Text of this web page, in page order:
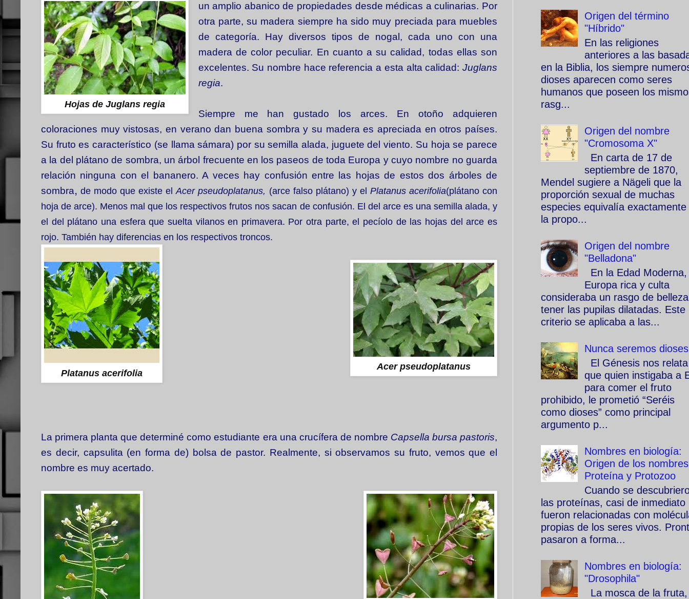
un amplio abanico de propiedades
Hojas de Juglans regia
desde médicas a culinarias. Por
otra parte, su madera siempre ha sido muy preciada para muebles
de categoría. Hay diversos tipos de nogal, cada uno con una
madera de color peculiar. En cuanto a su calidad, todas ellas son
excelentes. Su nombre hace referencia a esta alta calidad: Juglans
regia.
Siempre me han gustado los arces. En otoño adquieren
coloraciones muy vistosas, en verano dan buena sombra y su madera es apreciada en otros países.
Su fruto es característico (se llama sámara) por su semilla alada, juguete del viento. Su hoja se parece
a la del plátano de sombra, un árbol frecuente en los paseos de toda Europa y cuyo nombre no guarda
relación ninguna con el bananero. A veces hay confusión entre las hojas de estos dos árboles de
sombra, de modo que existe elAcer pseudoplatanus, (arce falso plátano) y el Platanus acerifolia(plátano con
hoja de arce). Menos mal que los respectivos frutos nos sacan de confusión. El del arce es una semilla alada, y
el del plátano una esfera que suelta vilanos en primavera. Por otra parte, el pecíolo de las hojas del arce es
rojo. También hay diferencias en los respectivos troncos.
Platanus acerifolia
Acer pseudoplatanus
La primera planta que determiné como estudiante era una crucífera de nombre Capsella bursa pastoris,
es decir, capsulita (en forma de) bolsa de pastor. Realmente, si observamos su fruto, vemos que el
nombre es muy acertado.
Origen del término
"Híbrido"
En las religiones
anteriores a las
en la Biblia, los siempre
dioses aparecen como seres
humanos que poseen los
rasg...
Origen del nombre
"Cromosoma X"
En carta de 17 de
septiembre de 1870,
Mendel sugiere a Nägeli que la
proporción sexual de muchas
especies equivalía exactamente
la propo...
Origen del nombre
"Belladona"
En la Edad Moderna,
Europa rica y culta
consideraba un rasgo de
tener las pupilas dilatadas. Este
criterio se aplicaba a las...
Nunca seremos dioses
El Génesis nos relata
que quien instigaba a
para comer el fruto
prohibido, le prometió “Seréis
como dioses” como principal
argumento p...
Nombres en biología:
Origen de los nombres
Proteína y Protozoo
Cuando se
las proteínas, casi de inmediato
fueron relacionadas con
propias de los seres vivos.
pasaron a forma...
Nombres en biología:
"Drosophila"
La mosca de la